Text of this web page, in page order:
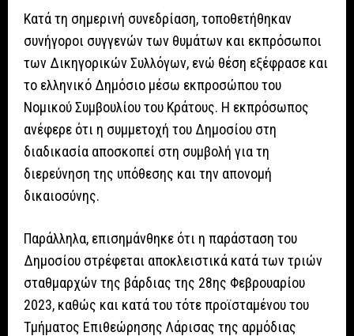
Κατά τη σημερινή συνεδρίαση, τοποθετήθηκαν
συνήγοροι συγγενών των θυμάτων και εκπρόσωποι
των Δικηγορικών Συλλόγων, ενώ θέση εξέφρασε και
το ελληνικό Δημόσιο μέσω εκπροσώπου του
Νομικού Συμβουλίου του Κράτους. Η εκπρόσωπος
ανέφερε ότι η συμμετοχή του Δημοσίου στη
διαδικασία αποσκοπεί στη συμβολή για τη
διερεύνηση της υπόθεσης και την απονομή
δικαιοσύνης.
Παράλληλα, επισημάνθηκε ότι η παράσταση του
Δημοσίου στρέφεται αποκλειστικά κατά των τριών
σταθμαρχών της βάρδιας της 28ης Φεβρουαρίου
2023, καθώς και κατά του τότε προϊσταμένου του
Τμήματος Επιθεώρησης Λάρισας της αρμόδιας